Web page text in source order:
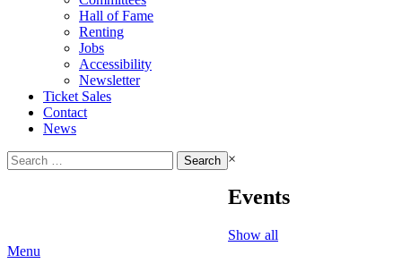
Hall of Fame
Renting
Jobs
Accessibility
Newsletter
Ticket Sales
Contact
News
Search
for:
×
Events
Show all
Menu